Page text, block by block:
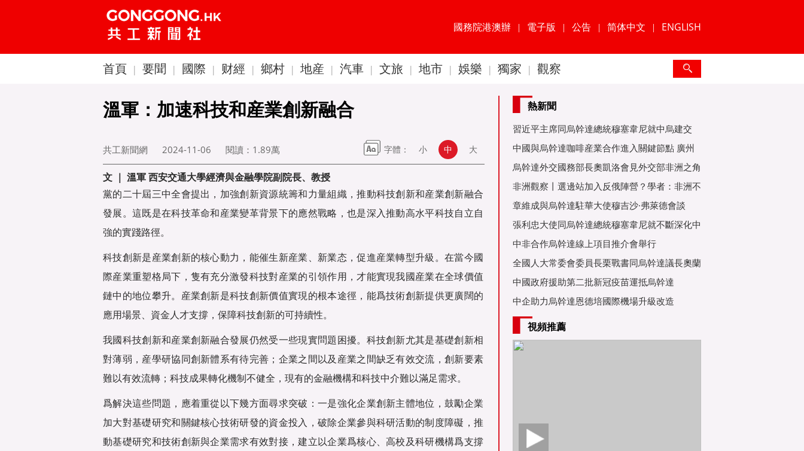
國務院港澳辦 | 電子版 | 公告 | 简体中文 | ENGLISH
首頁 | 要聞 | 國際 | 财經 | 鄉村 | 地産 | 汽車 | 文旅 | 地市 | 娛樂 | 獨家 | 觀察
溫軍：加速科技和産業創新融合
共工新聞網 2024-11-06 閱讀： 1.89萬 字體： 小 中 大
文 ｜ 溫軍 西安交通大學經濟與金融學院副院長、教授
黨的二十屆三中全會提出，加強創新資源統籌和力量組織，推動科技創新和産業創新融合
發展。這既是在科技革命和産業變革背景下的應然戰略，也是深入推動高水平科技自立自
強的實踐路徑。
科技創新是産業創新的核心動力，能催生新産業、新業态，促進産業轉型升級。在當今國
際産業重塑格局下，隻有充分激發科技對産業的引領作用，才能實現我國産業在全球價值
鏈中的地位攀升。産業創新是科技創新價值實現的根本途徑，能爲技術創新提供更廣闊的
應用場景、資金人才支撐，保障科技創新的可持續性。
我國科技創新和産業創新融合發展仍然受一些現實問題困擾。科技創新尤其是基礎創新相
對薄弱，産學研協同創新體系有待完善；企業之間以及産業之間缺乏有效交流，創新要素
難以有效流轉；科技成果轉化機制不健全，現有的金融機構和科技中介難以滿足需求。
爲解決這些問題，應着重從以下幾方面尋求突破：一是強化企業創新主體地位，鼓勵企業
加大對基礎研究和關鍵核心技術研發的資金投入，破除企業參與科研活動的制度障礙，推
動基礎研究和技術創新與企業需求有效對接，建立以企業爲核心、高校及科研機構爲支撐
熱新聞
習近平主席同烏幹達總統穆塞韋尼就中烏建交
60周年互緻
中國與烏幹達咖啡産業合作進入關鍵節點 廣州
金達爲重
烏幹達外交國務部長奧凱洛會見外交部非洲之角
事務特使
非洲觀察丨選邊站加入反俄陣營？學者：非洲不
是棋子
章維成與烏幹達駐華大使穆吉沙·弗萊德會談
張利忠大使同烏幹達總統穆塞韋尼就不斷深化中
烏友好關
中非合作烏幹達線上項目推介會舉行
全國人大常委會委員長栗戰書同烏幹達議長奧蘭
亞舉行會
中國政府援助第二批新冠疫苗運抵烏幹達
中企助力烏幹達恩德培國際機場升級改造
視頻推薦